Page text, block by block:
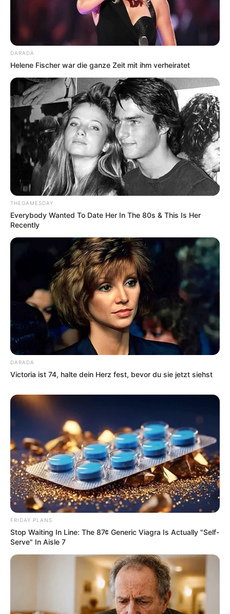
DARADA
Helene Fischer war die ganze Zeit mit ihm verheiratet
THEGAMESDAY
Everybody Wanted To Date Her In The 80s & This Is Her
Recently
DARADA
Victoria ist 74, halte dein Herz fest, bevor du sie jetzt siehst
FRIDAY PLANS
Stop Waiting In Line: The 87¢ Generic Viagra Is Actually "Self-
Serve" In Aisle 7